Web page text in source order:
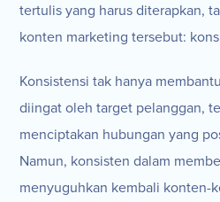
tertulis yang harus diterapkan,
konten marketing tersebut:
Konsistensi tak hanya
diingat oleh target pelanggan,
menciptakan hubungan yang
Namun, konsisten dalam
menyuguhkan kembali konten-